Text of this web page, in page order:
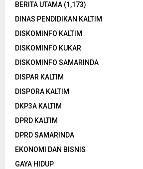
BERITA UTAMA (1,173)
DINAS PENDIDIKAN KALTIM
DISKOMINFO KALTIM
DISKOMINFO KUKAR
DISKOMINFO SAMARINDA
DISPAR KALTIM
DISPORA KALTIM
DKP3A KALTIM
DPRD KALTIM
DPRD SAMARINDA
EKONOMI DAN BISNIS
GAYA HIDUP